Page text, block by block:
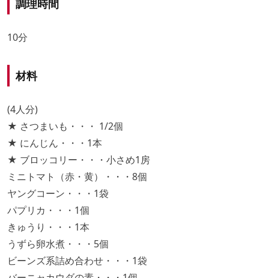
調理時間
10分
材料
(4人分)
★ さつまいも・・・ 1/2個
★ にんじん・・・1本
★ ブロッコリー・・・小さめ1房
ミニトマト（赤・黄）・・・8個
ヤングコーン・・・1袋
パプリカ・・・1個
きゅうり・・・1本
うずら卵水煮・・・5個
ビーンズ系詰め合わせ・・・1袋